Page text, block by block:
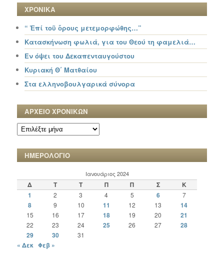
ΧΡΟΝΙΚΑ
“ Ἐπί τοῦ ὄρους μετεμορφώθης…”
Κατασκήνωση φωλιά, για του Θεού τη φαμελιά…
Εν όψει του Δεκαπενταυγούστου
Κυριακή Θ΄ Ματθαίου
Στα ελληνοβουλγαρικά σύνορα
ΑΡΧΕΙΟ ΧΡΟΝΙΚΩΝ
ΑΡΧΕΙΟ
ΧΡΟΝΙΚΩΝ
ΗΜΕΡΟΛΟΓΙΟ
Ιανουάριος 2024
Δ Τ Τ Π Π Σ
Κ
1
2 3 4 5 6 7
8 9 10 11 12 13 14
15 16 17 18 19 20 21
22 23 24 25 26 27
28
29
30 31
« Δεκ Φεβ »